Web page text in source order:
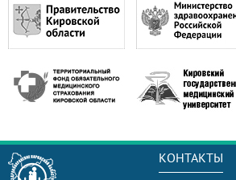
КОНТАКТЫ